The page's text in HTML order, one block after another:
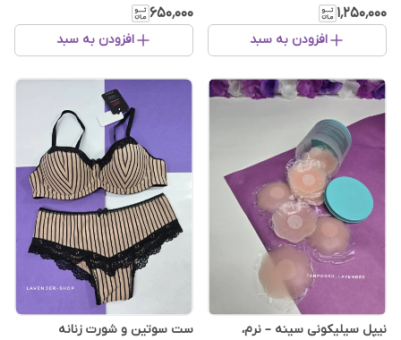
۱٬۲۵۰٬۰۰۰
افزودن به سبد
سینه)
۶۵۰٬۰۰۰
افزودن به سبد
نیپل سیلیکونی سینه – نرم،
ست سوتین و شورت زنانه